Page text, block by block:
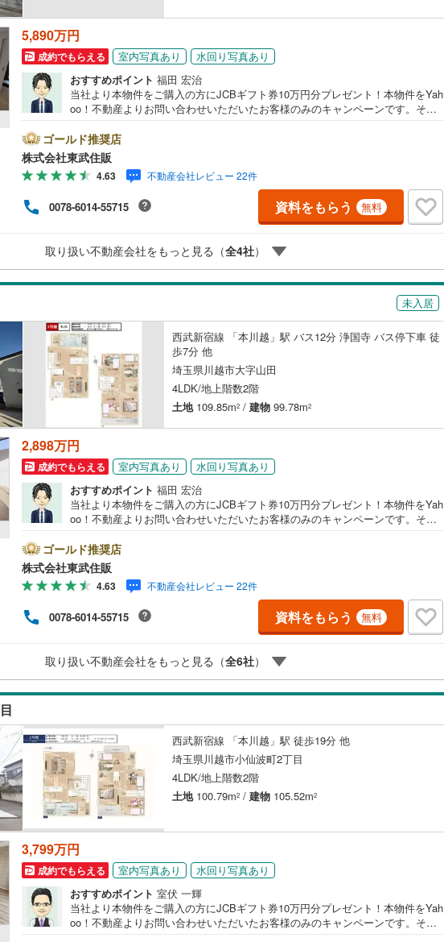
5,890万円
成約でもらえる 室内写真あり
水回り写真あり
おすすめポイント 福田 宏治
当社より本物件をご購入の方にJCBギフト券10万円分プレゼント！本物件をYah
oo！不動産よりお問い合わせいただいたお客様のみのキャンペーンです。その
電話でのお問い合わせがスムーズです。住み替えをご希望の方は自社買取保証
付売却プランがございます。お気軽にお問い合わせください。●川越駅徒歩11分
●小屋裏収納●南向き●都市ガス・本下水◇当社の強みは（1）リフォーム（当社
でも再販事業を行っている為、お客様に最適なプランをご提供できます。）
（2）注文住宅のご紹介（提携ハウスメーカー7社を保有しておりますので、ご
予算・ご希望に合ったプランをご紹介できます。）◇住まいに関する不動産情
報を豊富に取り揃えております。またリフォームの相談も承ります。◇インタ
ック（2）本日～4日以内をご希望の方は「ご要望・ご質問欄」に希望日時をご
記入ください！
ゴールド推奨店
株式会社東武住販
4.63 不動産会社レビュー 22件
0078-6014-55715 資料をもらう 無料
取り扱い不動産会社をもっと見る（全4社）
未入居
西武新宿線 「本川越」駅 バス12分 浄国寺 バス停下車 徒
歩7分 他
埼玉県川越市大字山田
4LDK/地上階数2階
土地109.85m2 / 建物 99.78m2
2,898万円
成約でもらえる 室内写真あり
水回り写真あり
おすすめポイント 福田 宏治
当社より本物件をご購入の方にJCBギフト券10万円分プレゼント！本物件をYah
oo！不動産よりお問い合わせいただいたお客様のみのキャンペーンです。その
電話でのお問い合わせがスムーズです。住み替えをご希望の方は自社買取保証
付売却プランがございます。お気軽にお問い合わせください。●閑静な住宅地●
並列2台駐車可●対面キッチン●本下水◇当社の強みは（1）リフォーム（当社で
も再販事業を行っている為、お客様に最適なプランをご提供できます。）（2）
注文住宅のご紹介（提携ハウスメーカー7社を保有しておりますので、ご予算・
ご希望に合ったプランをご紹介できます。）◇住まいに関する不動産情報を豊
富に取り揃えております。またリフォームの相談も承ります。◇インターネッ
（2）本日～4日以内をご希望の方は「ご要望・ご質問欄」に希望日時をご記入
ください！
ゴールド推奨店
株式会社東武住販
4.63 不動産会社レビュー 22件
0078-6014-55715 資料をもらう 無料
取り扱い不動産会社をもっと見る（全6社）
西武新宿線 「本川越」駅 徒歩19分 他
埼玉県川越市小仙波町2丁目
4LDK/地上階数2階
土地100.79m2 / 建物 105.52m2
3,799万円
成約でもらえる 室内写真あり
水回り写真あり
おすすめポイント 室伏 一輝
当社より本物件をご購入の方にJCBギフト券10万円分プレゼント！本物件をYah
oo！不動産よりお問い合わせいただいたお客様のみのキャンペーンです。その
関西本線（JR東海）(241) 紀勢本線（JR東海）(8)
参宮線(0) 博多南線
大糸線（JR西日本）( 0)
越美北線 (2) 七尾線(0)
氷見線 (0)
紀勢本線（JR西日本）
福知山線
播但線(75)
赤穂線(64) 津山線
宇野線(63) 伯備線(90)
岩徳線(5 山口線 (3)
小野田線
3) 美祢線
舞鶴線
因美線(1
桜井線(161) 片町線
阪和線(119)
おおさか東線(107) 本四備讃線(11)
内子線 (0)
鳴門線 (0
土讃線(92) 土讃線(3)
佐世保線(19) 大村線(21)
豊肥本線
( 504) 日豊本線
日南線(54 ) 吉都線(8)
後藤寺線
49
東北新幹線
秋田新幹線(297) 北陸新幹線
山陽新幹線 (283) 北陸新幹線（JR西日本）(4)
収納
ウォークインクローゼット
（
）
販売、価格、契約、入居関連など
即入居可能（ 25）
オンライン対応
オンライン内見(相談)可 （ 44） IT重説可
オンライン対応とは？